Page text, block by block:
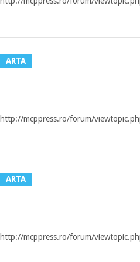
ARTA
http://mcppress.ro/forum/
ARTA
http://mcppress.ro/forum/